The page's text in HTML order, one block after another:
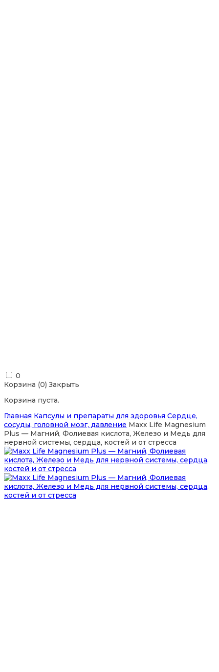
0
Корзина (0) Закрыть
Корзина пуста.
Главная Капсулы и препараты для здоровья Сердце,
сосуды, головной мозг, давление Maxx Life Magnesium
Plus — Магний, Фолиевая кислота, Железо и Медь для
нервной системы, сердца, костей и от стресса